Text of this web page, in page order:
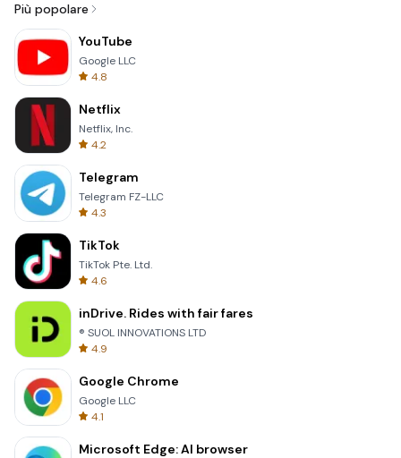
Più popolare
YouTube
Google LLC
4.8
Netflix
Netflix, Inc.
4.2
Telegram
Telegram FZ-LLC
4.3
TikTok
TikTok Pte. Ltd.
4.6
inDrive. Rides with fair fares
® SUOL INNOVATIONS LTD
4.9
Google Chrome
Google LLC
4.1
Microsoft Edge: AI browser